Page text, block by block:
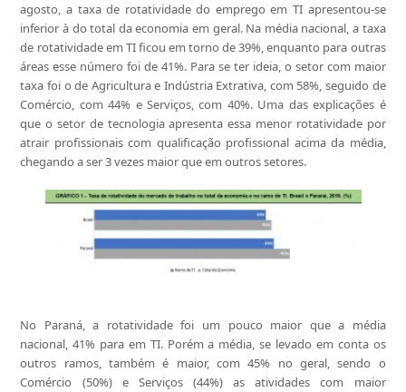
agosto, a taxa de rotatividade do emprego em TI apresentou-se
inferior à do total da economia em geral. Na média nacional, a taxa
de rotatividade em TI ficou em torno de 39%, enquanto para outras
áreas esse número foi de 41%. Para se ter ideia, o setor com maior
taxa foi o de Agricultura e Indústria Extrativa, com 58%, seguido de
Comércio, com 44% e Serviços, com 40%. Uma das explicações é
que o setor de tecnologia apresenta essa menor rotatividade por
atrair profissionais com qualificação profissional acima da média,
chegando a ser 3 vezes maior que em outros setores.
No Paraná, a rotatividade foi um pouco maior que a média
nacional, 41% para em TI. Porém a média, se levado em conta os
outros ramos, também é maior, com 45% no geral, sendo o
Comércio (50%) e Serviços (44%) as atividades com maior